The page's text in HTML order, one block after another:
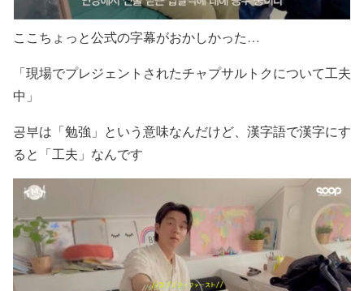
ここちょっと公式の字幕がおかしかった…
「現場でプレジェントされたチャプサルトクについて工夫
中」
공부は「勉強」という意味なんだけど、漢字語で漢字にす
ると「工夫」なんです